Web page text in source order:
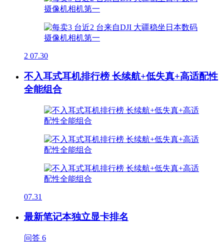
2 07.30
不入耳式耳机排行榜 长续航+低失真+高适配性
全能组合
07.31
最新笔记本独立显卡排名
问答 6